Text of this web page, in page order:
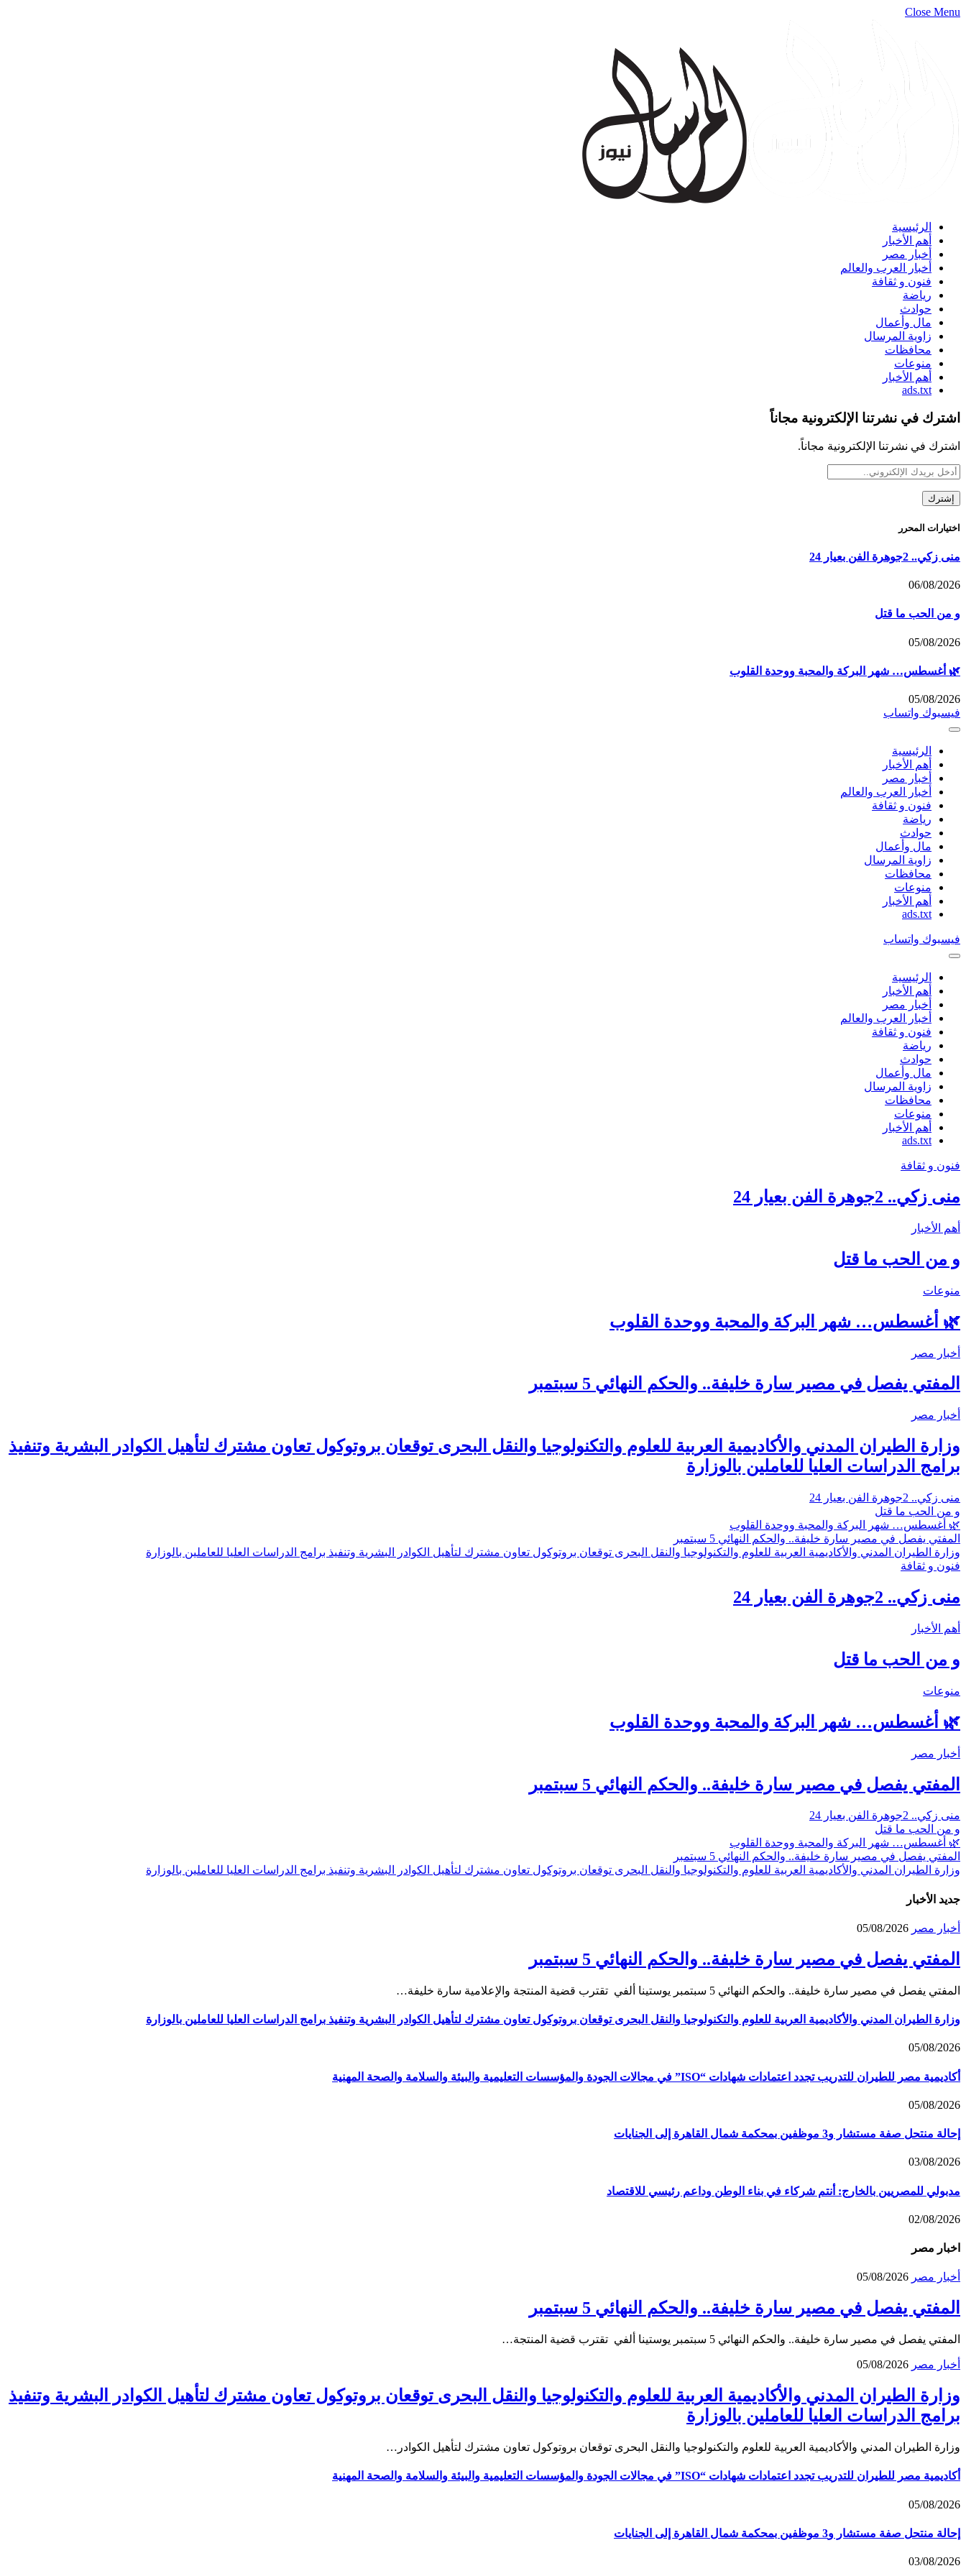
Close Menu
الرئيسية
أهم الأخبار
أخبار مصر
أخبار العرب والعالم
فنون و ثقافة
رياضة
حوادث
مال وأعمال
زاوية المرسال
محافظات
منوعات
أهم الأخبار
ads.txt
اشترك في نشرتنا الإلكترونية مجاناً
اشترك في نشرتنا الإلكترونية مجاناً.
اختيارات المحرر
منى زكي.. 2جوهرة الفن بعيار 24
06/08/2026
و من الحب ما قتل
05/08/2026
🌿 أغسطس… شهر البركة والمحبة ووحدة القلوب
05/08/2026
فيسبوك واتساب
الرئيسية
أهم الأخبار
أخبار مصر
أخبار العرب والعالم
فنون و ثقافة
رياضة
حوادث
مال وأعمال
زاوية المرسال
محافظات
منوعات
أهم الأخبار
ads.txt
فيسبوك واتساب
الرئيسية
أهم الأخبار
أخبار مصر
أخبار العرب والعالم
فنون و ثقافة
رياضة
حوادث
مال وأعمال
زاوية المرسال
محافظات
منوعات
أهم الأخبار
ads.txt
فنون و ثقافة
منى زكي.. 2جوهرة الفن بعيار 24
أهم الأخبار
و من الحب ما قتل
منوعات
🌿 أغسطس… شهر البركة والمحبة ووحدة القلوب
أخبار مصر
المفتي يفصل في مصير سارة خليفة.. والحكم النهائي 5 سبتمبر
أخبار مصر
وزارة الطيران المدني والأكاديمية العربية للعلوم والتكنولوجيا والنقل البحرى توقعان بروتوكول تعاون مشترك لتأهيل الكوادر البشرية وتنفيذ
برامج الدراسات العليا للعاملين بالوزارة
منى زكي.. 2جوهرة الفن بعيار 24
و من الحب ما قتل
🌿 أغسطس… شهر البركة والمحبة ووحدة القلوب
المفتي يفصل في مصير سارة خليفة.. والحكم النهائي 5 سبتمبر
وزارة الطيران المدني والأكاديمية العربية للعلوم والتكنولوجيا والنقل البحرى توقعان بروتوكول تعاون مشترك لتأهيل الكوادر البشرية وتنفيذ برامج الدراسات العليا للعاملين بالوزارة
فنون و ثقافة
منى زكي.. 2جوهرة الفن بعيار 24
أهم الأخبار
و من الحب ما قتل
منوعات
🌿 أغسطس… شهر البركة والمحبة ووحدة القلوب
أخبار مصر
المفتي يفصل في مصير سارة خليفة.. والحكم النهائي 5 سبتمبر
منى زكي.. 2جوهرة الفن بعيار 24
و من الحب ما قتل
🌿 أغسطس… شهر البركة والمحبة ووحدة القلوب
المفتي يفصل في مصير سارة خليفة.. والحكم النهائي 5 سبتمبر
وزارة الطيران المدني والأكاديمية العربية للعلوم والتكنولوجيا والنقل البحرى توقعان بروتوكول تعاون مشترك لتأهيل الكوادر البشرية وتنفيذ برامج الدراسات العليا للعاملين بالوزارة
جديد الأخبار
أخبار مصر 05/08/2026
المفتي يفصل في مصير سارة خليفة.. والحكم النهائي 5 سبتمبر
المفتي يفصل في مصير سارة خليفة.. والحكم النهائي 5 سبتمبر يوستينا ألفي تقترب قضية المنتجة والإعلامية سارة خليفة…
وزارة الطيران المدني والأكاديمية العربية للعلوم والتكنولوجيا والنقل البحرى توقعان بروتوكول تعاون مشترك لتأهيل الكوادر البشرية وتنفيذ برامج الدراسات العليا للعاملين بالوزارة
05/08/2026
أكاديمية مصر للطيران للتدريب تجدد اعتمادات شهادات “ISO” في مجالات الجودة والمؤسسات التعليمية والبيئة والسلامة والصحة المهنية
05/08/2026
إحالة منتحل صفة مستشار و3 موظفين بمحكمة شمال القاهرة إلى الجنايات
03/08/2026
مدبولي للمصريين بالخارج: أنتم شركاء في بناء الوطن وداعم رئيسي للاقتصاد
02/08/2026
اخبار مصر
أخبار مصر 05/08/2026
المفتي يفصل في مصير سارة خليفة.. والحكم النهائي 5 سبتمبر
المفتي يفصل في مصير سارة خليفة.. والحكم النهائي 5 سبتمبر يوستينا ألفي تقترب قضية المنتجة…
أخبار مصر 05/08/2026
وزارة الطيران المدني والأكاديمية العربية للعلوم والتكنولوجيا والنقل البحرى توقعان بروتوكول تعاون مشترك لتأهيل الكوادر البشرية وتنفيذ
برامج الدراسات العليا للعاملين بالوزارة
وزارة الطيران المدني والأكاديمية العربية للعلوم والتكنولوجيا والنقل البحرى توقعان بروتوكول تعاون مشترك لتأهيل الكوادر…
أكاديمية مصر للطيران للتدريب تجدد اعتمادات شهادات “ISO” في مجالات الجودة والمؤسسات التعليمية والبيئة والسلامة والصحة المهنية
05/08/2026
إحالة منتحل صفة مستشار و3 موظفين بمحكمة شمال القاهرة إلى الجنايات
03/08/2026